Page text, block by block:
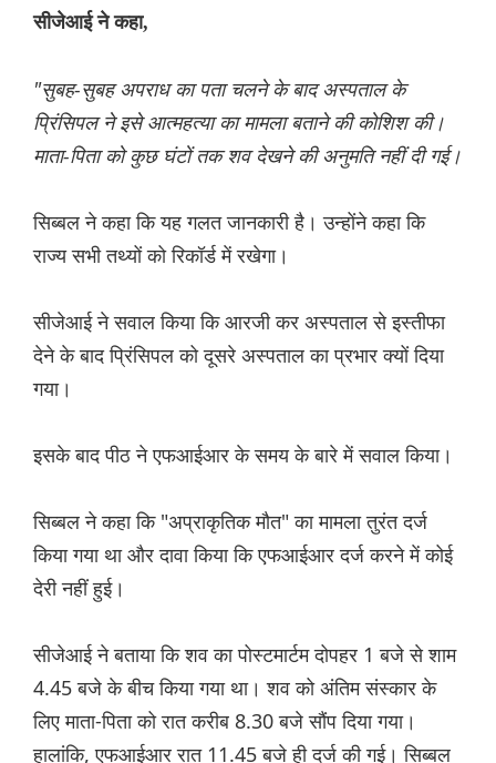
सीजेआई ने कहा,
"सुबह-सुबह अपराध का पता चलने के बाद अस्पताल के
प्रिंसिपल ने इसे आत्महत्या का मामला बताने की कोशिश की।
माता-पिता को कुछ घंटों तक शव देखने की अनुमति नहीं दी गई।
सिब्बल ने कहा कि यह गलत जानकारी है। उन्होंने कहा कि
राज्य सभी तथ्यों को रिकॉर्ड में रखेगा।
सीजेआई ने सवाल किया कि आरजी कर अस्पताल से इस्तीफा
देने के बाद प्रिंसिपल को दूसरे अस्पताल का प्रभार क्यों दिया
गया।
इसके बाद पीठ ने एफआईआर के समय के बारे में सवाल किया।
सिब्बल ने कहा कि "अप्राकृतिक मौत" का मामला तुरंत दर्ज
किया गया था और दावा किया कि एफआईआर दर्ज करने में कोई
देरी नहीं हुई।
सीजेआई ने बताया कि शव का पोस्टमार्टम दोपहर 1 बजे से शाम
4.45 बजे के बीच किया गया था। शव को अंतिम संस्कार के
लिए माता-पिता को रात करीब 8.30 बजे सौंप दिया गया।
हालांकि, एफआईआर रात 11.45 बजे ही दर्ज की गई। सिब्बल